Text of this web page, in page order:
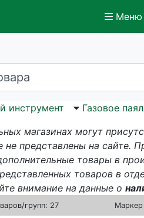
Меню
инструмент Газовое
магазинах могут
не представлены на сайте.
товары в
товаров в
внимание на данные о
групп: 27 Маркер